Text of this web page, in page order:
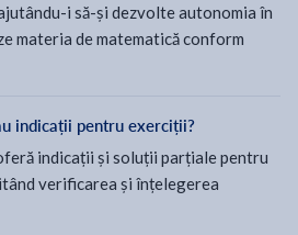
i să-și dezvolte autonomia în
materia de matematică conform
indicații pentru exerciții?
indicații și soluții parțiale pentru
verificarea și înțelegerea